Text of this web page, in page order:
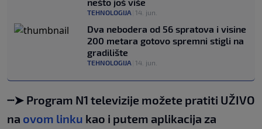
TEHNOLOGIJA 14. jun.
Dva nebodera od 56 spratova i visine
200 metara gotovo spremni stigli na
gradilište
TEHNOLOGIJA 14. jun.
┈➤ Program N1 televizije možete pratiti UŽIVO
na ovom linku kao i putem aplikacija za